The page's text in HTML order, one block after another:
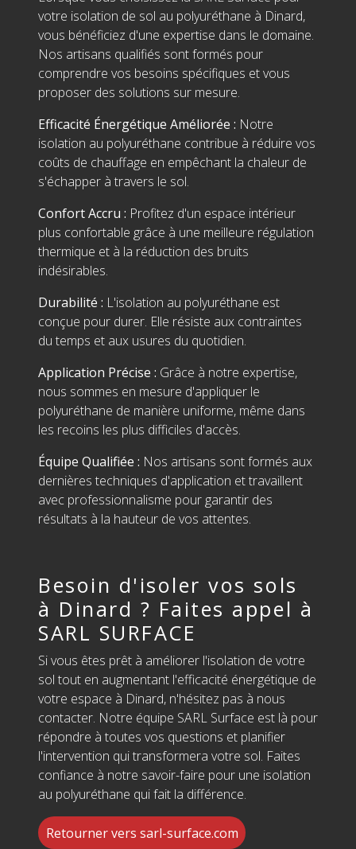
votre isolation de sol au polyuréthane à Dinard,
vous bénéficiez d'une expertise dans le domaine.
Nos artisans qualifiés sont formés pour
comprendre vos besoins spécifiques et vous
proposer des solutions sur mesure.
Efficacité Énergétique Améliorée : Notre
isolation au polyuréthane contribue à réduire vos
coûts de chauffage en empêchant la chaleur de
s'échapper à travers le sol.
Confort Accru : Profitez d'un espace intérieur
plus confortable grâce à une meilleure régulation
thermique et à la réduction des bruits
indésirables.
Durabilité : L'isolation au polyuréthane est
conçue pour durer. Elle résiste aux contraintes
du temps et aux usures du quotidien.
Application Précise : Grâce à notre expertise,
nous sommes en mesure d'appliquer le
polyuréthane de manière uniforme, même dans
les recoins les plus difficiles d'accès.
Équipe Qualifiée : Nos artisans sont formés aux
dernières techniques d'application et travaillent
avec professionnalisme pour garantir des
résultats à la hauteur de vos attentes.
Besoin d'isoler vos sols
à Dinard ? Faites appel à
SARL SURFACE
Si vous êtes prêt à améliorer l'isolation de votre
sol tout en augmentant l'efficacité énergétique de
votre espace à Dinard, n'hésitez pas à nous
contacter. Notre équipe SARL Surface est là pour
répondre à toutes vos questions et planifier
l'intervention qui transformera votre sol. Faites
confiance à notre savoir-faire pour une isolation
au polyuréthane qui fait la différence.
Retourner vers sarl-surface.com